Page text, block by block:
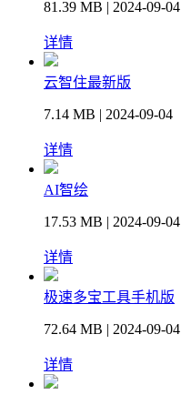
81.39 MB | 2024-09-04
详情
云智住最新版
7.14 MB | 2024-09-04
详情
AI智绘
17.53 MB | 2024-09-04
详情
极速多宝工具手机版
72.64 MB | 2024-09-04
详情